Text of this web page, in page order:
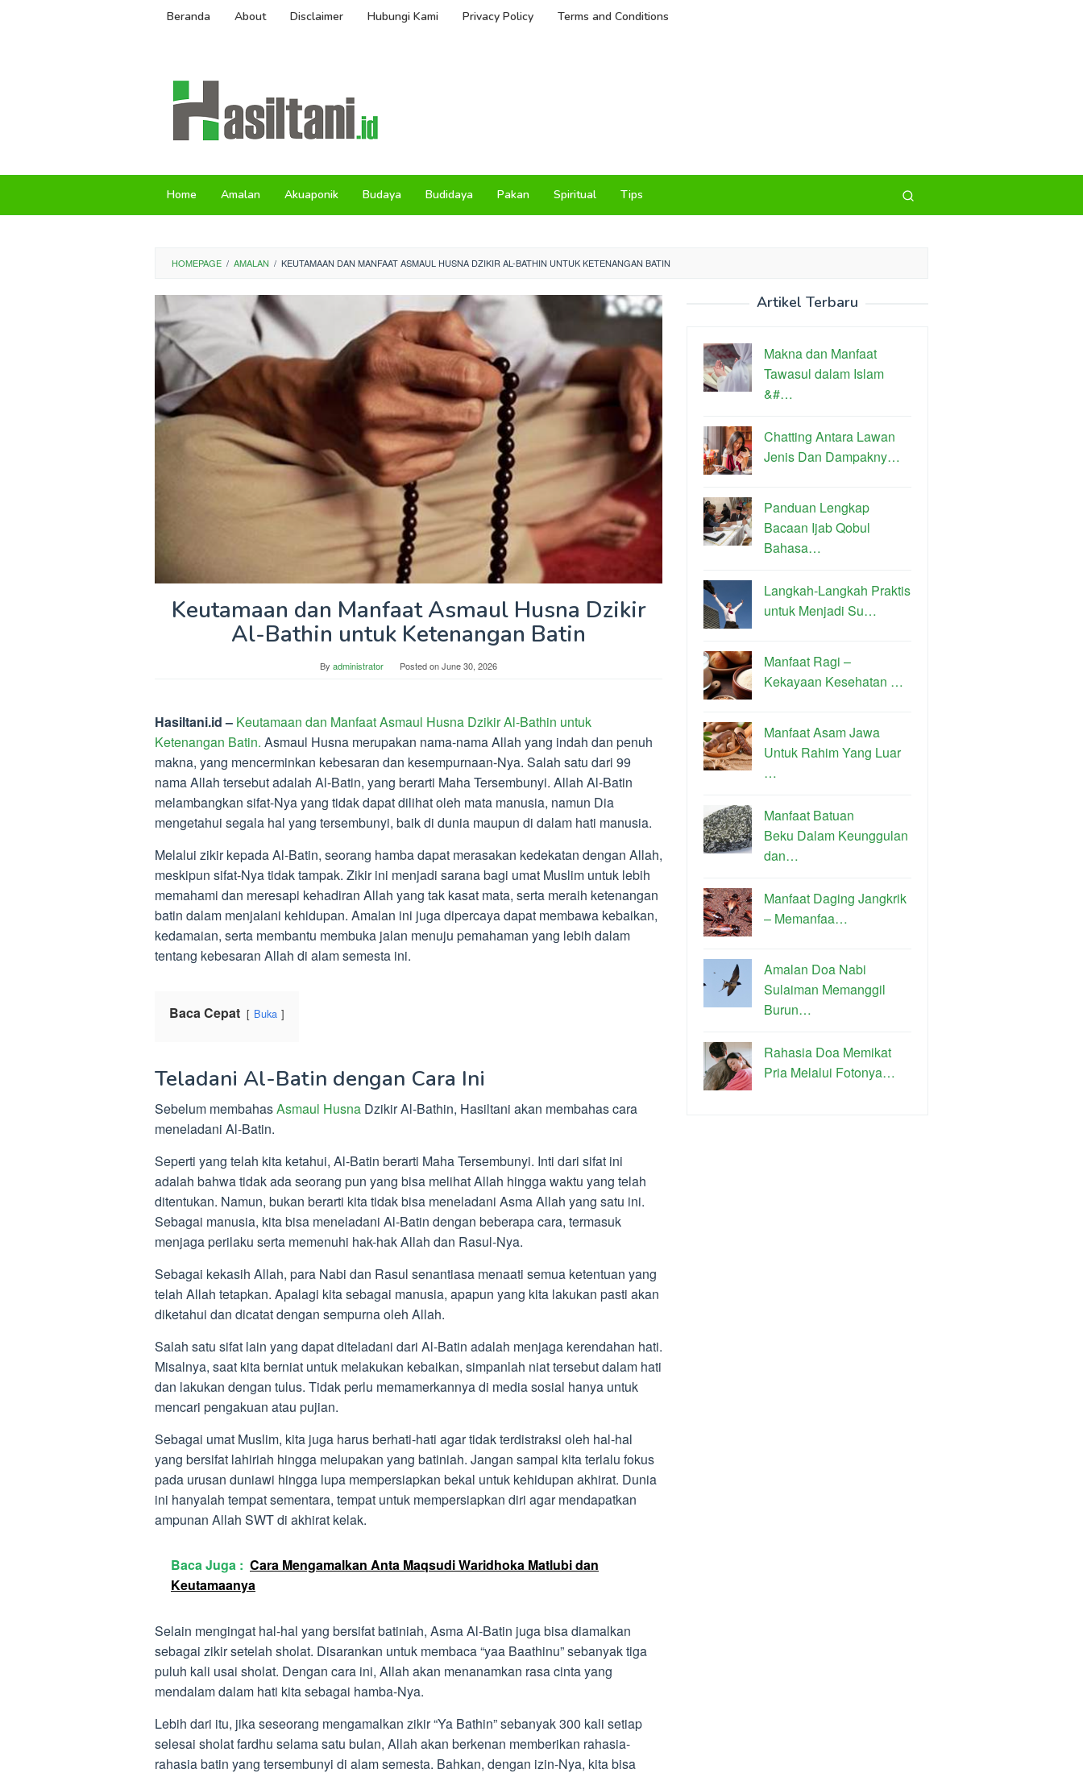
Beranda About Disclaimer Hubungi Kami Privacy Policy Terms and Conditions
Home Amalan Akuaponik Budaya Budidaya Pakan Spiritual Tips
HOMEPAGE / AMALAN / KEUTAMAAN DAN MANFAAT ASMAUL HUSNA DZIKIR AL-BATHIN UNTUK KETENANGAN BATIN
Keutamaan dan Manfaat Asmaul Husna Dzikir
Al-Bathin untuk Ketenangan Batin
By administrator Posted onJune 30, 2026
Hasiltani.id – Keutamaan dan Manfaat Asmaul Husna Dzikir Al-Bathin untuk
Ketenangan Batin. Asmaul Husna merupakan nama-nama Allah yang indah dan penuh
makna, yang mencerminkan kebesaran dan kesempurnaan-Nya. Salah satu dari 99
nama Allah tersebut adalah Al-Batin, yang berarti Maha Tersembunyi. Allah Al-Batin
melambangkan sifat-Nya yang tidak dapat dilihat oleh mata manusia, namun Dia
mengetahui segala hal yang tersembunyi, baik di dunia maupun di dalam hati manusia.
Melalui zikir kepada Al-Batin, seorang hamba dapat merasakan kedekatan dengan Allah,
meskipun sifat-Nya tidak tampak. Zikir ini menjadi sarana bagi umat Muslim untuk lebih
memahami dan meresapi kehadiran Allah yang tak kasat mata, serta meraih ketenangan
batin dalam menjalani kehidupan. Amalan ini juga dipercaya dapat membawa kebaikan,
kedamaian, serta membantu membuka jalan menuju pemahaman yang lebih dalam
tentang kebesaran Allah di alam semesta ini.
Baca Cepat Buka
Teladani Al-Batin dengan Cara Ini
Sebelum membahasAsmaul Husna Dzikir Al-Bathin, Hasiltani akan membahas cara
meneladani Al-Batin.
Seperti yang telah kita ketahui, Al-Batin berarti Maha Tersembunyi. Inti dari sifat ini
adalah bahwa tidak ada seorang pun yang bisa melihat Allah hingga waktu yang telah
ditentukan. Namun, bukan berarti kita tidak bisa meneladani Asma Allah yang satu ini.
Sebagai manusia, kita bisa meneladani Al-Batin dengan beberapa cara, termasuk
menjaga perilaku serta memenuhi hak-hak Allah dan Rasul-Nya.
Sebagai kekasih Allah, para Nabi dan Rasul senantiasa menaati semua ketentuan yang
telah Allah tetapkan. Apalagi kita sebagai manusia, apapun yang kita lakukan pasti akan
diketahui dan dicatat dengan sempurna oleh Allah.
Salah satu sifat lain yang dapat diteladani dari Al-Batin adalah menjaga kerendahan hati.
Misalnya, saat kita berniat untuk melakukan kebaikan, simpanlah niat tersebut dalam hati
dan lakukan dengan tulus. Tidak perlu memamerkannya di media sosial hanya untuk
mencari pengakuan atau pujian.
Sebagai umat Muslim, kita juga harus berhati-hati agar tidak terdistraksi oleh hal-hal
yang bersifat lahiriah hingga melupakan yang batiniah. Jangan sampai kita terlalu fokus
pada urusan duniawi hingga lupa mempersiapkan bekal untuk kehidupan akhirat. Dunia
ini hanyalah tempat sementara, tempat untuk mempersiapkan diri agar mendapatkan
ampunan Allah SWT di akhirat kelak.
Baca Juga : Cara Mengamalkan Anta Maqsudi Waridhoka Matlubi dan
Keutamaanya
Selain mengingat hal-hal yang bersifat batiniah, Asma Al-Batin juga bisa diamalkan
sebagai zikir setelah sholat. Disarankan untuk membaca “yaa Baathinu” sebanyak tiga
puluh kali usai sholat. Dengan cara ini, Allah akan menanamkan rasa cinta yang
mendalam dalam hati kita sebagai hamba-Nya.
Lebih dari itu, jika seseorang mengamalkan zikir “Ya Bathin” sebanyak 300 kali setiap
selesai sholat fardhu selama satu bulan, Allah akan berkenan memberikan rahasia-
rahasia batin yang tersembunyi di alam semesta. Bahkan, dengan izin-Nya, kita bisa
Artikel Terbaru
Makna dan Manfaat
Tawasul dalam Islam
&#…
Chatting Antara Lawan
Jenis Dan Dampakny…
Panduan Lengkap
Bacaan Ijab Qobul
Bahasa…
Langkah-Langkah Praktis
untuk Menjadi Su…
Manfaat Ragi –
Kekayaan Kesehatan …
Manfaat Asam Jawa
Untuk Rahim Yang Luar
…
Manfaat Batuan
Beku Dalam Keunggulan
dan…
Manfaat Daging Jangkrik
– Memanfaa…
Amalan Doa Nabi
Sulaiman Memanggil
Burun…
Rahasia Doa Memikat
Pria Melalui Fotonya…